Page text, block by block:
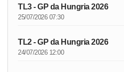
TL3 - GP da Hungria 2026
25/07/2026 07:30
TL2 - GP da Hungria 2026
24/07/2026 12:00